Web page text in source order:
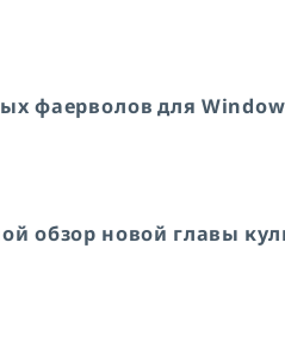
фаерволов для
обзор новой главы